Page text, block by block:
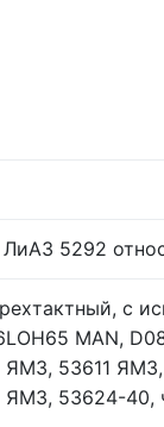
5292
с
МАN,
ЯМЗ, 53611
ЯМЗ, 53624-40,